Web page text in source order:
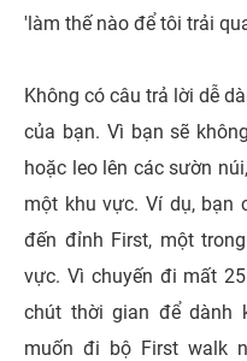
'làm thế nào để tôi trải
Không có câu trả lời dễ
của bạn. Vì bạn sẽ
hoặc leo lên các sườn
một khu vực. Ví dụ, bạn
đến đỉnh First, một
vực. Vì chuyến đi mất
chút thời gian để dành
muốn đi bộ First walk